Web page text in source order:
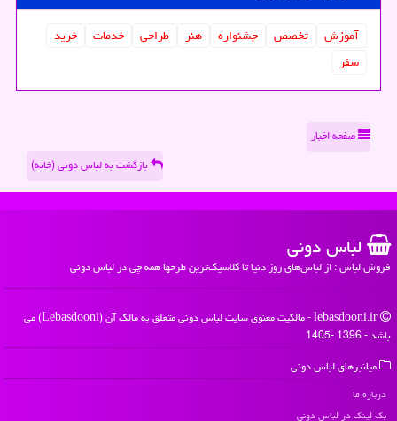
آموزش تخصص جشنواره هنر طراحی خدمات
خرید
سفر
صفحه اخبار
بازگشت به لباس دونی (خانه)
لباس دونی
فروش لباس : از لباس‌های روز دنیا تا کلاسیک‌ترین طرحها همه چی در لباس دونی
lebasdooni.ir - مالکیت معنوی سایت لباس دونی متعلق به مالک آن (Lebasdooni) می
باشد - 1396 -1405
میانبرهای لباس دونی
درباره ما
بک لینک در لباس دونی